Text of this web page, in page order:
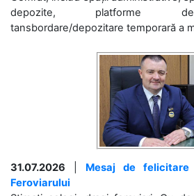
depozite, platforme
tansbordare/depozitare temporară a
31.07.2026
Mesaj de
Feroviarului